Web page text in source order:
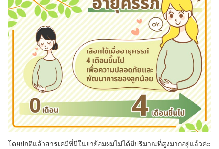
โดยปกติแล้วสารเคมีที่มีในยาย้อมผมไม่ได้มีปริมาณที่สูงมากอยู่แล้วค่ะ